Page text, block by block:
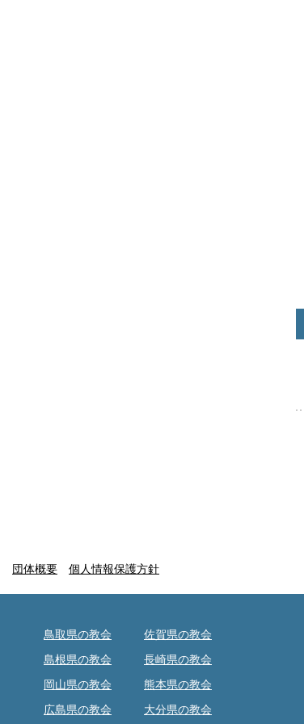
団体概要 個人情報保護方針
鳥取県の教会
島根県の教会
岡山県の教会
広島県の教会
佐賀県の教会
長崎県の教会
熊本県の教会
大分県の教会